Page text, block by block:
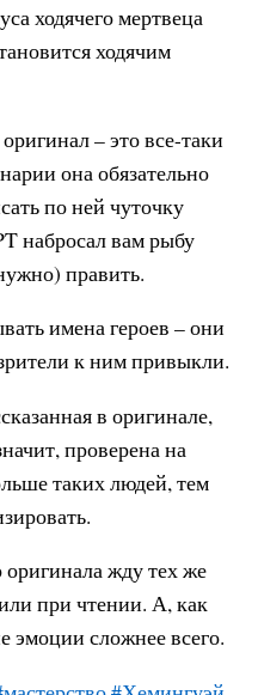
ходячего мертвеца
ходячим
– это все-таки
она обязательно
по ней чуточку
набросал вам рыбу
править.
имена героев – они
к ним привыкли.
в оригинале,
проверена на
таких людей, тем
жду тех же
при чтении. А, как
эмоции сложнее всего.